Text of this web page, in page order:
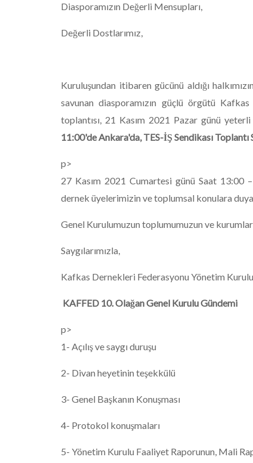
Diasporamızın Değerli Mensupları,
Değerli Dostlarımız,
Kuruluşundan itibaren gücünü aldığı
savunan diasporamızın güçlü örgütü
toplantısı, 21 Kasım 2021 Pazar günü yeterli
11:00'de Ankara'da, TES-İŞ Sendikası Toplantı
p>
27 Kasım 2021 Cumartesi günü Saat 13:00
dernek üyelerimizin ve toplumsal konulara
Genel Kurulumuzun toplumumuzun ve
Saygılarımızla,
Kafkas Dernekleri Federasyonu Yönetim Kurulu
KAFFED 10. Olağan Genel Kurulu Gündemi
p>
1- Açılış ve saygı duruşu
2- Divan heyetinin teşekkülü
3- Genel Başkanın Konuşması
4- Protokol konuşmaları
5- Yönetim Kurulu Faaliyet Raporunun, Mali